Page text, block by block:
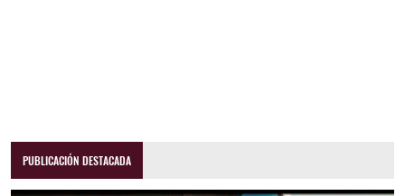
PUBLICACIÓN DESTACADA